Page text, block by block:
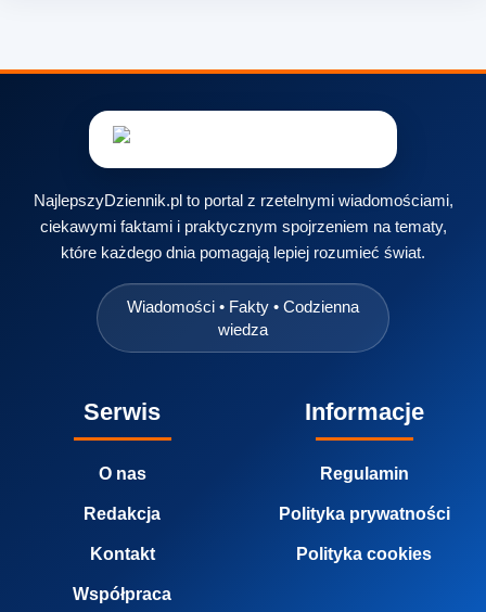
NajlepszyDziennik.pl to portal z rzetelnymi wiadomościami,
ciekawymi faktami i praktycznym spojrzeniem na tematy,
które każdego dnia pomagają lepiej rozumieć świat.
Wiadomości • Fakty • Codzienna
wiedza
Serwis
O nas
Redakcja
Kontakt
Współpraca
Informacje
Regulamin
Polityka prywatności
Polityka cookies